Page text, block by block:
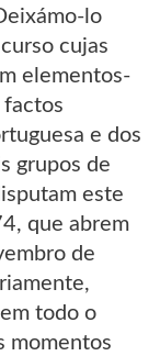
lo
cujas
elementos-
factos
e dos
grupos de
este
que abrem
de
todo o
momentos